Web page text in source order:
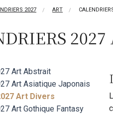
2027 ART
Art Abstrait
Art Asiatique Japonais
Art Divers
Art Gothique Fantasy